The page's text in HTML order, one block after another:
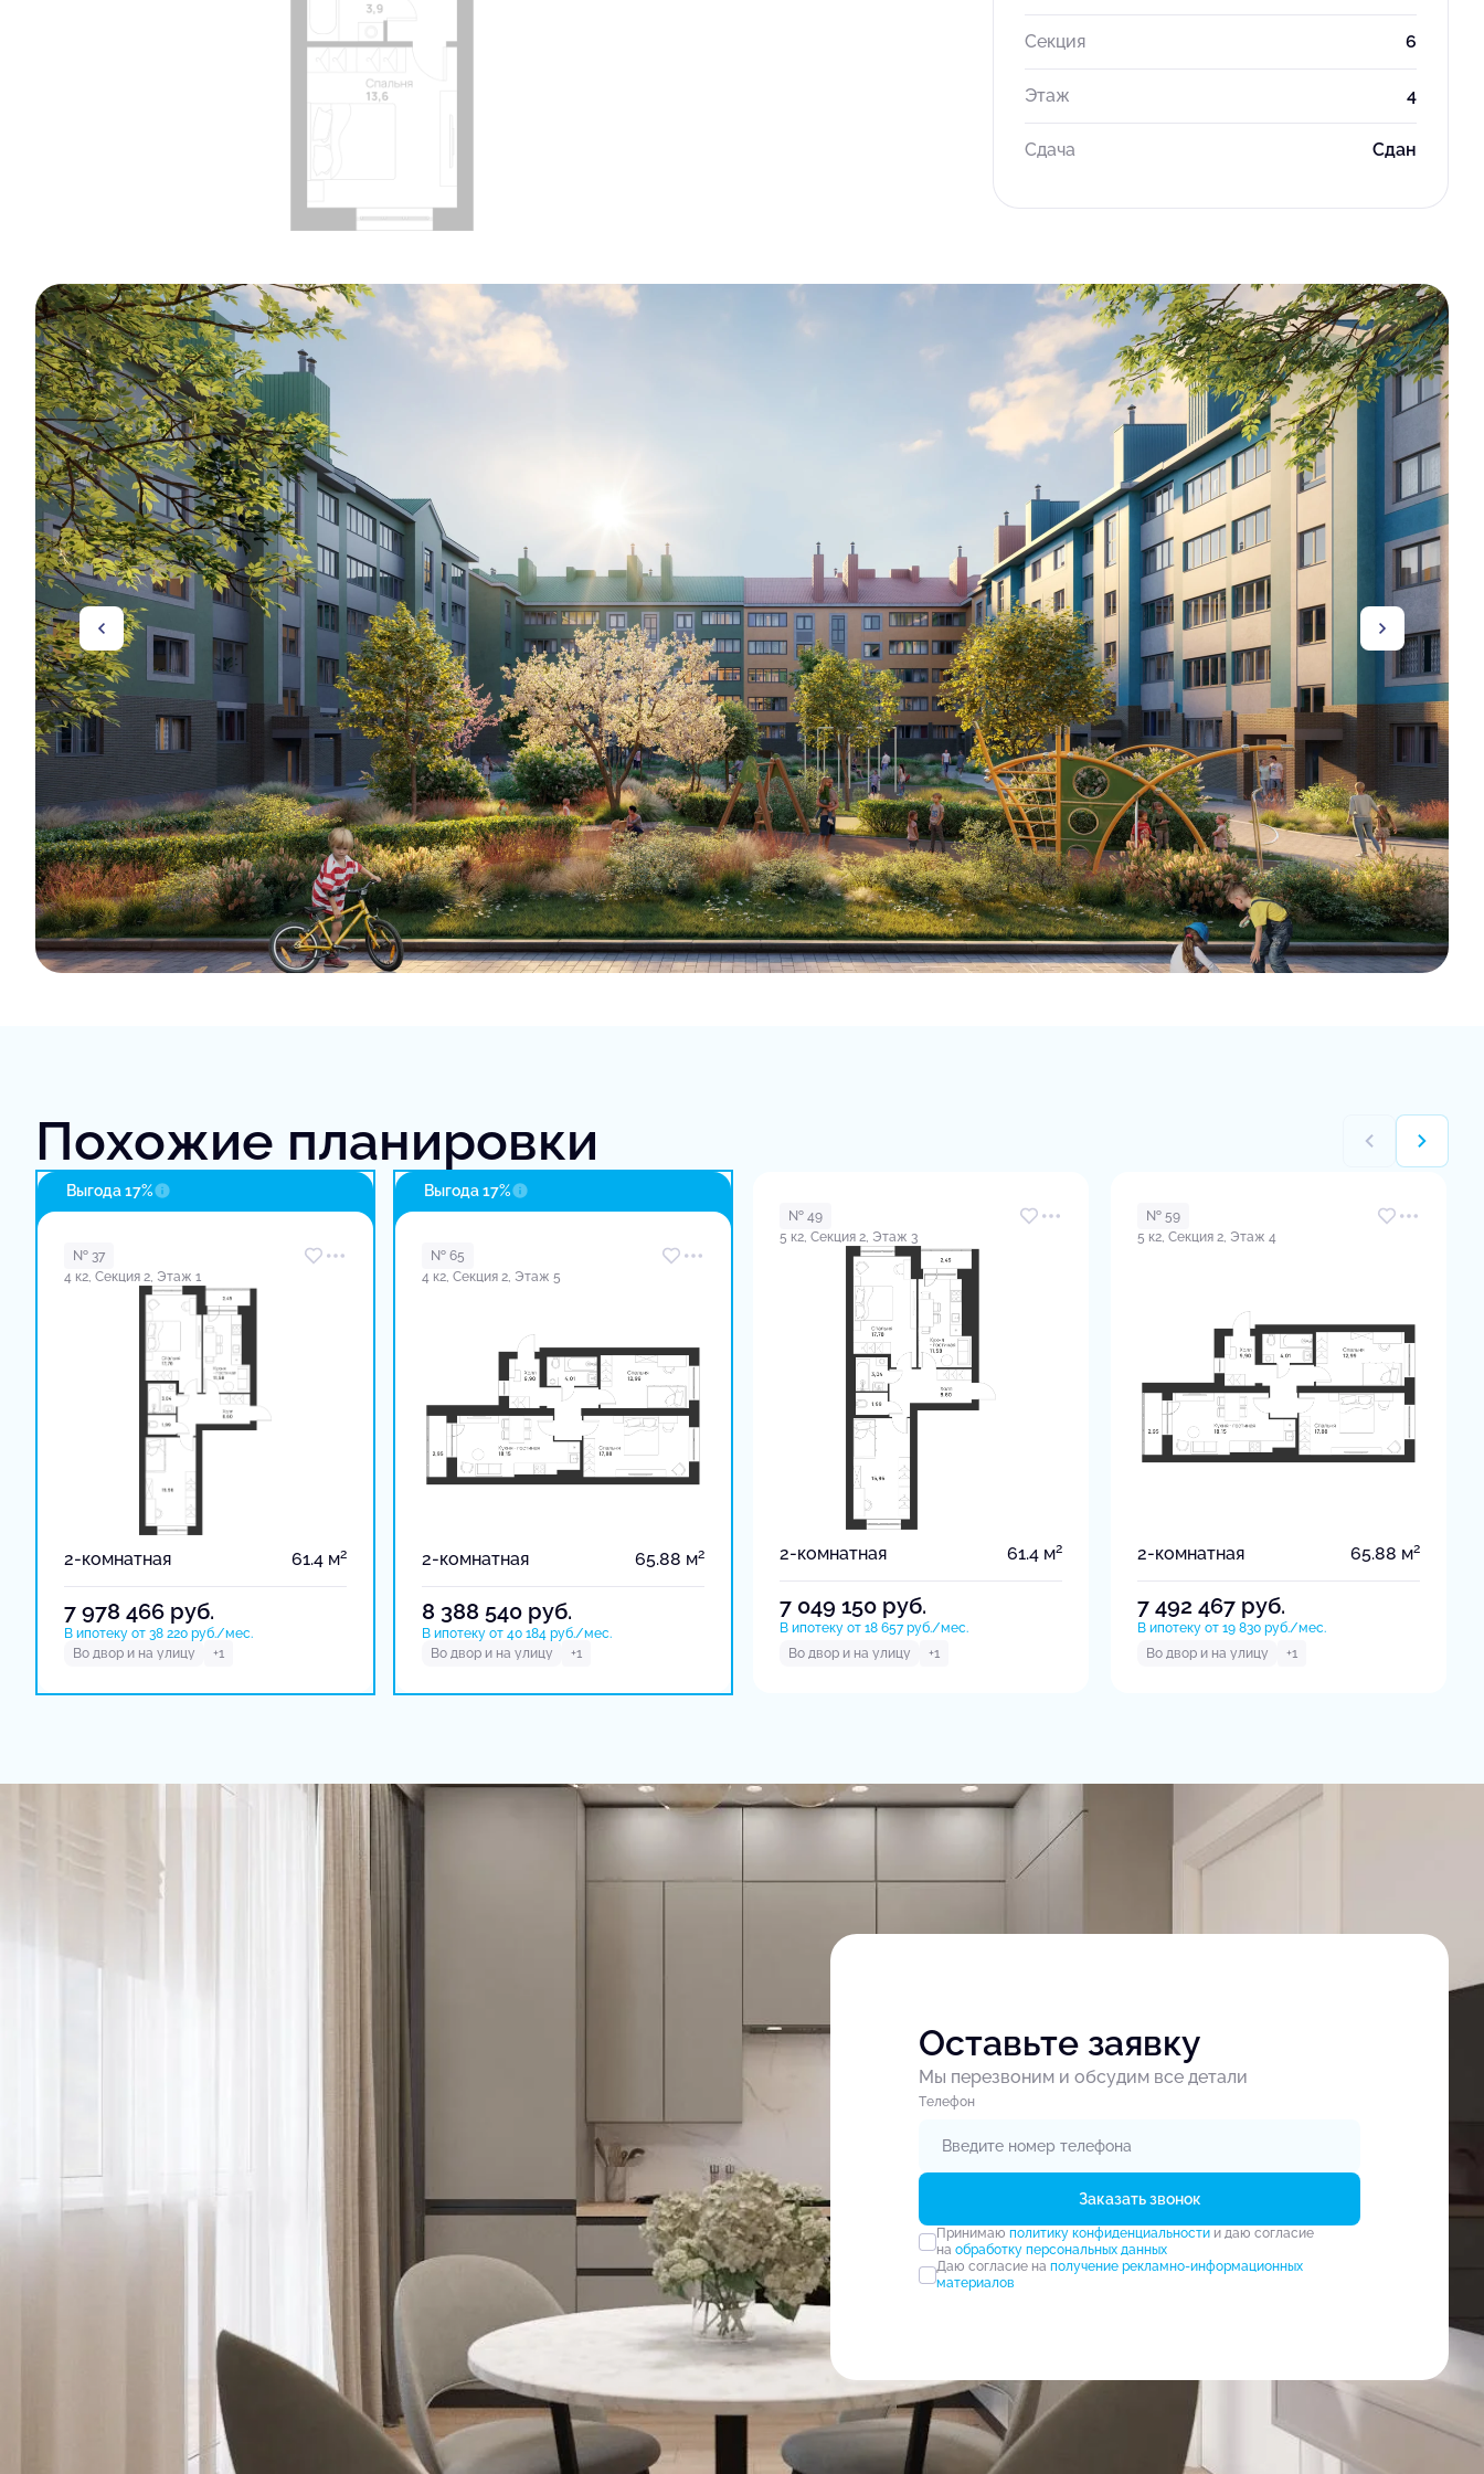
Секция 6
Этаж 4
Сдача Сдан
Похожие планировки
Выгода 17%
№ 37
4 к2, Секция 2, Этаж 1
2-комнатная 61.4 м2
7 978 466 руб.
В ипотеку от 38 220 руб./мес.
Во двор и на улицу
+1
Выгода 17%
№ 65
4 к2, Секция 2, Этаж 5
2-комнатная 65.88 м2
8 388 540 руб.
В ипотеку от 40 184 руб./мес.
Во двор и на улицу
+1
№ 49
5 к2, Секция 2, Этаж 3
2-комнатная 61.4 м2
7 049 150 руб.
В ипотеку от 18 657 руб./мес.
Во двор и на улицу
+1
№ 59
5 к2, Секция 2, Этаж 4
2-комнатная 65.88 м2
7 492 467 руб.
В ипотеку от 19 830 руб./мес.
Во двор и на улицу
+1
Оставьте заявку
Мы перезвоним и обсудим все детали
Tелефон
Заказать звонок
Принимаю политику конфиденциальностии даю согласие
на обработку персональных данных
Даю согласие на получение рекламно-информационных
материалов